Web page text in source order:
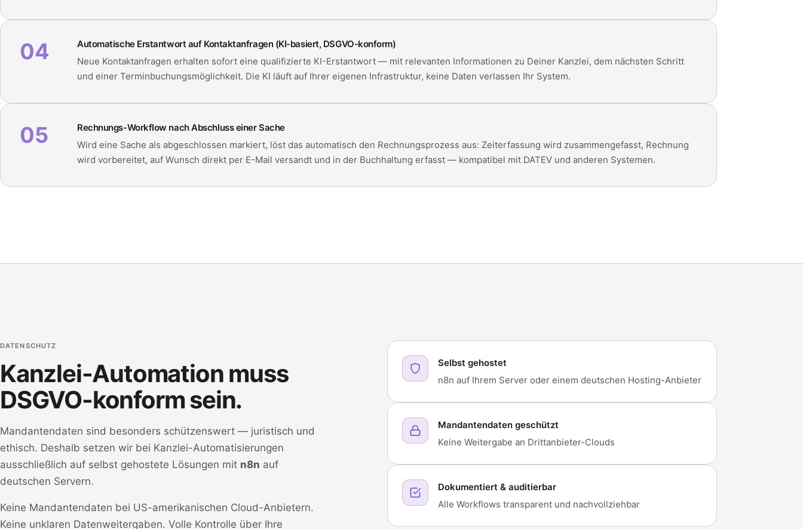
04
Automatische Erstantwort auf Kontaktanfragen (KI-basiert, DSGVO-konform)
Neue Kontaktanfragen erhalten sofort eine qualifizierte KI-Erstantwort — mit relevanten Informationen zu Deiner Kanzlei, dem nächsten Schritt
und einer Terminbuchungsmöglichkeit. Die KI läuft auf Ihrer eigenen Infrastruktur, keine Daten verlassen Ihr System.
05
Rechnungs-Workflow nach Abschluss einer Sache
Wird eine Sache als abgeschlossen markiert, löst das automatisch den Rechnungsprozess aus: Zeiterfassung wird zusammengefasst, Rechnung
wird vorbereitet, auf Wunsch direkt per E-Mail versandt und in der Buchhaltung erfasst — kompatibel mit DATEV und anderen Systemen.
DATENSCHUTZ
Kanzlei-Automation muss
DSGVO-konform sein.
Mandantendaten sind besonders schützenswert — juristisch und
ethisch. Deshalb setzen wir bei Kanzlei-Automatisierungen
ausschließlich auf selbst gehostete Lösungen mit n8n auf
deutschen Servern.
Keine Mandantendaten bei US-amerikanischen Cloud-Anbietern.
Keine unklaren Datenweitergaben. Volle Kontrolle über Ihre
Selbst gehostet
n8n auf Ihrem Server oder einem deutschen Hosting-Anbieter
Mandantendaten geschützt
Keine Weitergabe an Drittanbieter-Clouds
Dokumentiert & auditierbar
Alle Workflows transparent und nachvollziehbar